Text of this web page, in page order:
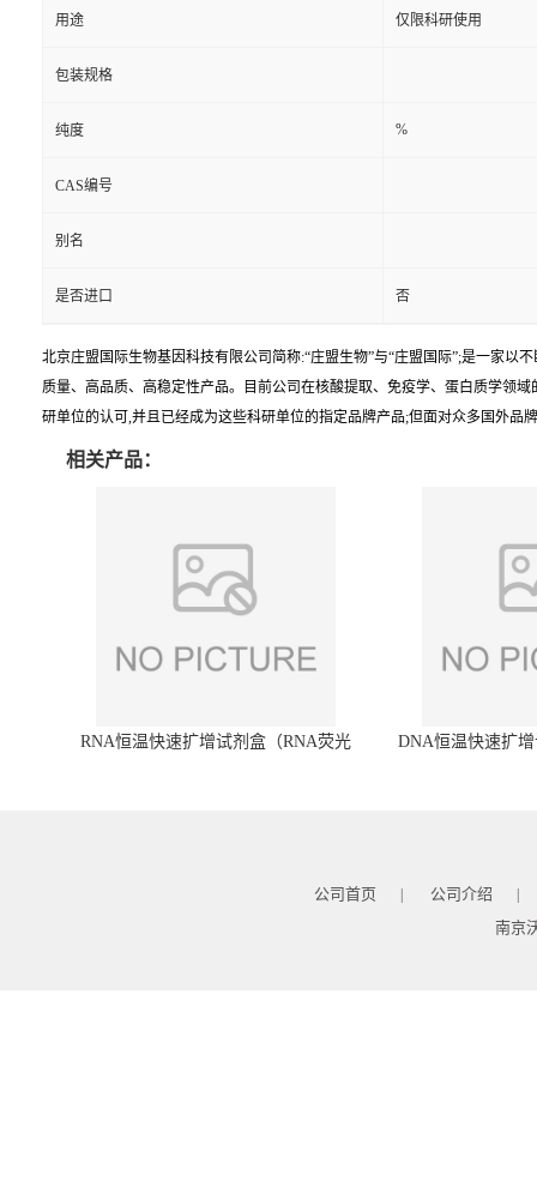
用途 仅限科研使用
包装规格
纯度 %
CAS编号
别名
是否进口 否
北京庄盟国际生物基因科技有限公司简称:“庄盟生物”与“庄盟国际”;是一家
质量、高品质、高稳定性产品。目前公司在核酸提取、免疫学、蛋白质学领
研单位的认可,并且已经成为这些科研单位的指定品牌产品;但面对众多国外品
相关产品：
RNA恒温快速扩增试剂盒（RNA荧光
DNA恒温快速扩
公司首页 | 公司介绍 |
南京